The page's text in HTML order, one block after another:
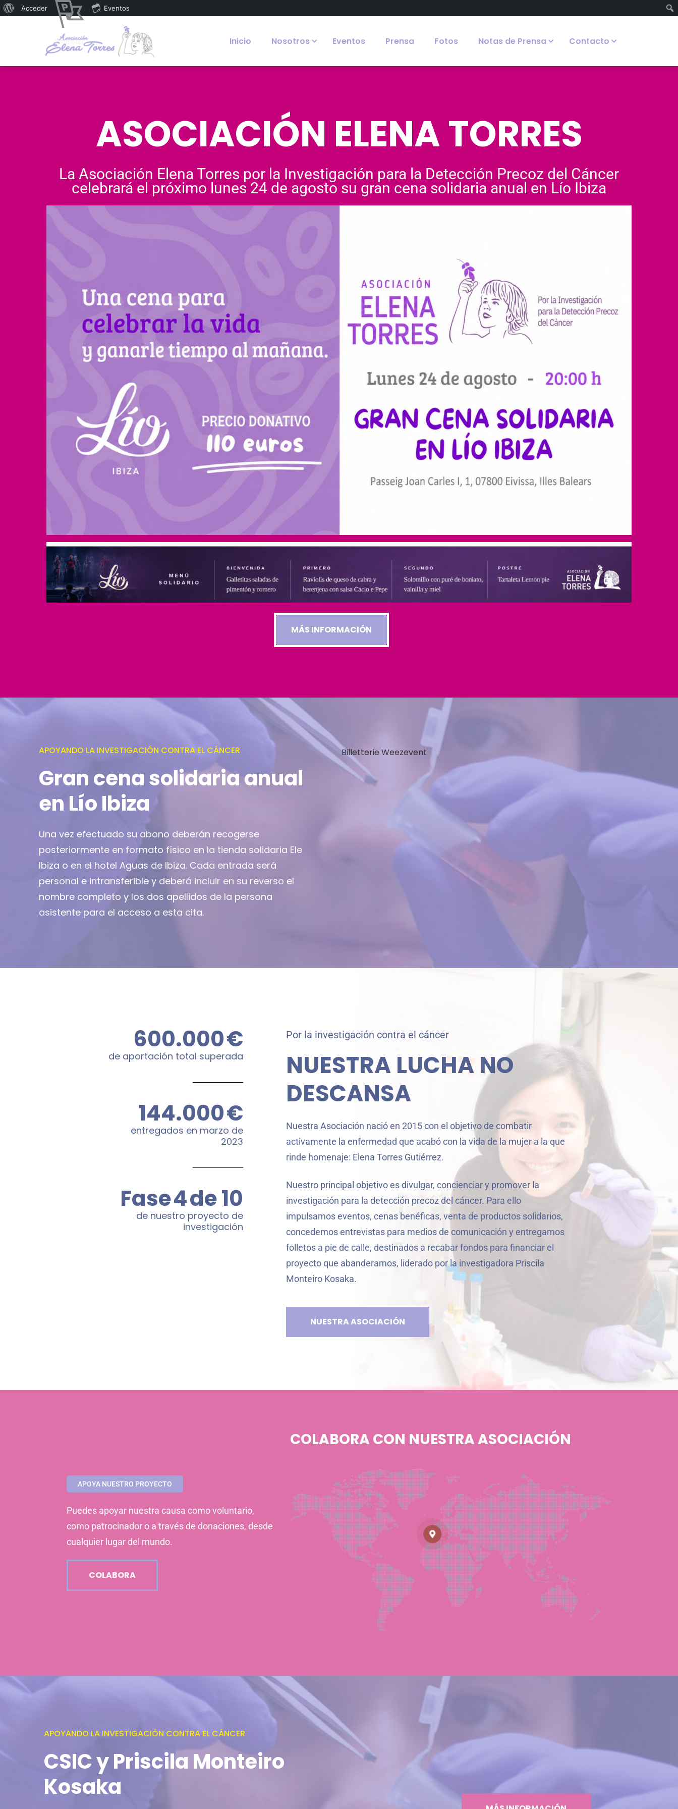
Inicio Nosotros Eventos Prensa Fotos Notas de Prensa Contacto
ASOCIACIÓN ELENA TORRES
La Asociación Elena Torres por la Investigación para la Detección Precoz del Cáncer
celebrará el próximo lunes 24 de agosto su gran cena solidaria anual en Lío Ibiza
MÁS INFORMACIÓN
APOYANDO LA INVESTIGACIÓN CONTRA EL CÁNCER
Gran cena solidaria anual
en Lío Ibiza
Una vez efectuado su abono deberán recogerse
posteriormente en formato físico en la tienda solidaria Ele
Ibiza o en el hotel Aguas de Ibiza. Cada entrada será
personal e intransferible y deberá incluir en su reverso el
nombre completo y los dos apellidos de la persona
asistente para el acceso a esta cita.
Billetterie Weezevent
600.000€
de aportación total superada
144.000€
entregados en marzo de
2023
Fase4de 10
de nuestro proyecto de
investigación
Por la investigación contra el cáncer
NUESTRA LUCHA NO
DESCANSA
Nuestra Asociación nació en 2015 con el objetivo de combatir
activamente la enfermedad que acabó con la vida de la mujer a la que
rinde homenaje: Elena Torres Gutiérrez.
Nuestro principal objetivo es divulgar, concienciar y promover la
investigación para la detección precoz del cáncer. Para ello
impulsamos eventos, cenas benéficas, venta de productos solidarios,
concedemos entrevistas para medios de comunicación y entregamos
folletos a pie de calle, destinados a recabar fondos para financiar el
proyecto que abanderamos, liderado por la investigadora Priscila
Monteiro Kosaka.
NUESTRA ASOCIACIÓN
APOYA NUESTRO PROYECTO
Puedes apoyar nuestra causa como voluntario,
como patrocinador o a través de donaciones, desde
cualquier lugar del mundo.
COLABORA
COLABORA CON NUESTRA ASOCIACIÓN
APOYANDO LA INVESTIGACIÓN CONTRA EL CÁNCER
CSIC y Priscila Monteiro
Kosaka
Acceder
Promoter
Eventos